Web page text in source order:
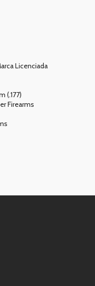
Licenciada
(.177)
Firearms